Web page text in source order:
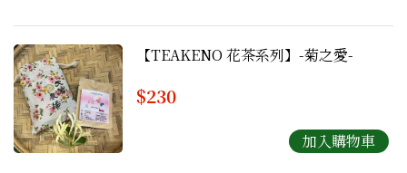
【TEAKENO 花茶系列】-菊之愛-
$230